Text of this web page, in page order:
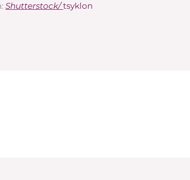
Shutterstock/tsyklon